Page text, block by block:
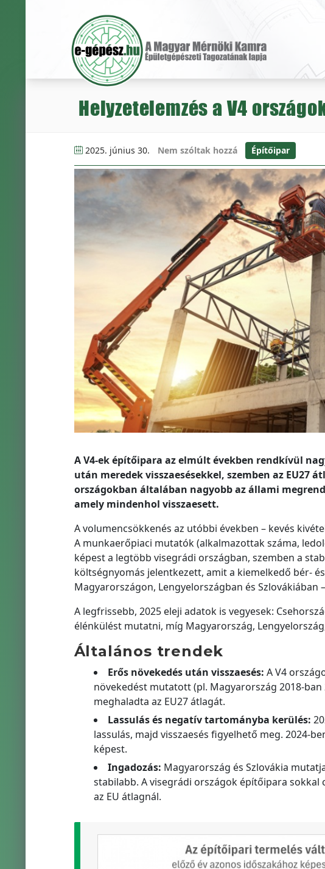
Helyzetelemzés a V4
2025. június 30. Nem szóltak hozzá Építőipar
A V4-ek építőipara az elmúlt években rendkívül
után meredek visszaesésekkel, szemben az EU27
országokban általában nagyobb az állami
amely mindenhol visszaesett.
A volumencsökkenés az utóbbi években – kevés
A munkaerőpiaci mutatók (alkalmazottak száma,
képest a legtöbb visegrádi országban, szemben a
költségnyomás jelentkezett, amit a kiemelkedő bér-
Magyarországon, Lengyelországban és Szlovákiában
A legfrissebb, 2025 eleji adatok is vegyesek:
élénkülést mutatni, míg Magyarország,
Általános trendek
Erős növekedés után visszaesés: A V4
növekedést mutatott (pl. Magyarország 2018-ban
meghaladta az EU27 átlagát.
Lassulás és negatív tartományba kerülés:
lassulás, majd visszaesés figyelhető meg. 2024-
képest.
Ingadozás: Magyarország és Szlovákia
stabilabb. A visegrádi országok építőipara
az EU átlagnál.